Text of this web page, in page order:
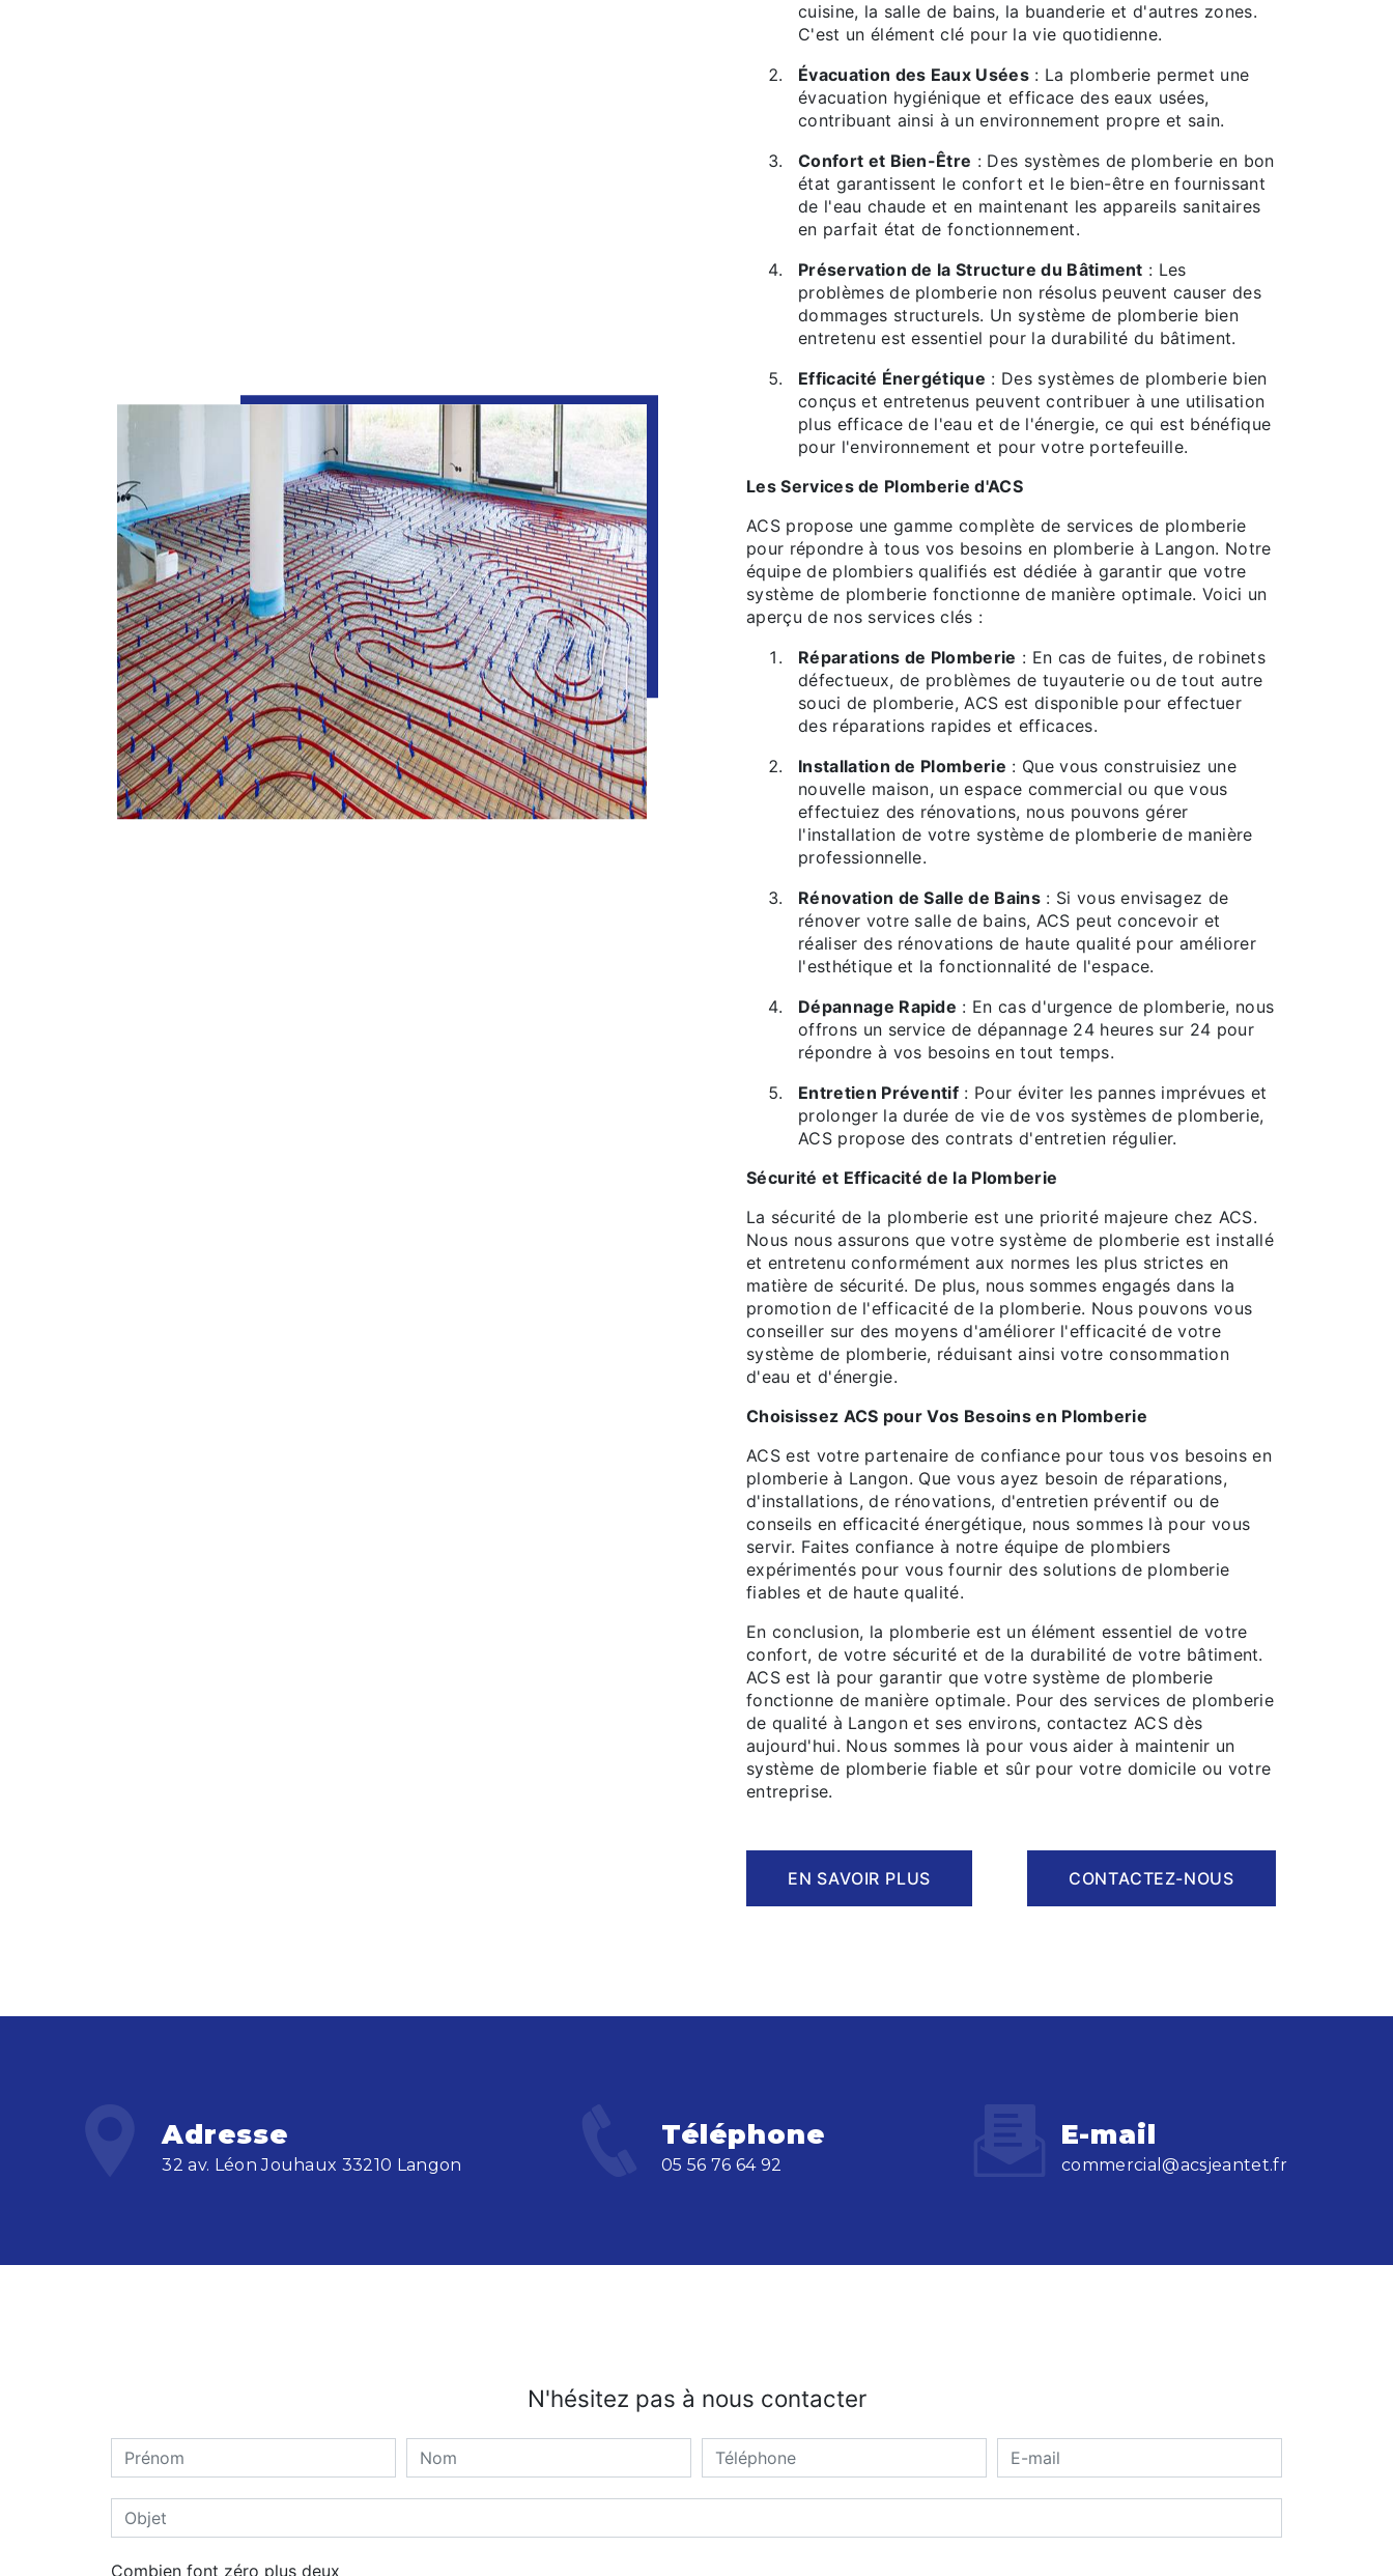
cuisine, la salle de bains, la buanderie et d'autres zones.
C'est un élément clé pour la vie quotidienne.
Évacuation des Eaux Usées : La plomberie permet une
évacuation hygiénique et efficace des eaux usées,
contribuant ainsi à un environnement propre et sain.
Confort et Bien-Être : Des systèmes de plomberie en bon
état garantissent le confort et le bien-être en fournissant
de l'eau chaude et en maintenant les appareils sanitaires
en parfait état de fonctionnement.
Préservation de la Structure du Bâtiment : Les
problèmes de plomberie non résolus peuvent causer des
dommages structurels. Un système de plomberie bien
entretenu est essentiel pour la durabilité du bâtiment.
Efficacité Énergétique : Des systèmes de plomberie bien
conçus et entretenus peuvent contribuer à une utilisation
plus efficace de l'eau et de l'énergie, ce qui est bénéfique
pour l'environnement et pour votre portefeuille.
Les Services de Plomberie d'ACS
ACS propose une gamme complète de services de plomberie
pour répondre à tous vos besoins en plomberie à Langon. Notre
équipe de plombiers qualifiés est dédiée à garantir que votre
système de plomberie fonctionne de manière optimale. Voici un
aperçu de nos services clés :
Réparations de Plomberie : En cas de fuites, de robinets
défectueux, de problèmes de tuyauterie ou de tout autre
souci de plomberie, ACS est disponible pour effectuer
des réparations rapides et efficaces.
Installation de Plomberie : Que vous construisiez une
nouvelle maison, un espace commercial ou que vous
effectuiez des rénovations, nous pouvons gérer
l'installation de votre système de plomberie de manière
professionnelle.
Rénovation de Salle de Bains: Si vous envisagez de
rénover votre salle de bains, ACS peut concevoir et
réaliser des rénovations de haute qualité pour améliorer
l'esthétique et la fonctionnalité de l'espace.
Dépannage Rapide : En cas d'urgence de plomberie, nous
offrons un service de dépannage 24 heures sur 24 pour
répondre à vos besoins en tout temps.
Entretien Préventif : Pour éviter les pannes imprévues et
prolonger la durée de vie de vos systèmes de plomberie,
ACS propose des contrats d'entretien régulier.
Sécurité et Efficacité de la Plomberie
La sécurité de la plomberie est une priorité majeure chez ACS.
Nous nous assurons que votre système de plomberie est installé
et entretenu conformément aux normes les plus strictes en
matière de sécurité. De plus, nous sommes engagés dans la
promotion de l'efficacité de la plomberie. Nous pouvons vous
conseiller sur des moyens d'améliorer l'efficacité de votre
système de plomberie, réduisant ainsi votre consommation
d'eau et d'énergie.
Choisissez ACS pour Vos Besoins en Plomberie
ACS est votre partenaire de confiance pour tous vos besoins en
plomberie à Langon. Que vous ayez besoin de réparations,
d'installations, de rénovations, d'entretien préventif ou de
conseils en efficacité énergétique, nous sommes là pour vous
servir. Faites confiance à notre équipe de plombiers
expérimentés pour vous fournir des solutions de plomberie
fiables et de haute qualité.
En conclusion, la plomberie est un élément essentiel de votre
confort, de votre sécurité et de la durabilité de votre bâtiment.
ACS est là pour garantir que votre système de plomberie
fonctionne de manière optimale. Pour des services de plomberie
de qualité à Langon et ses environs, contactez ACS dès
aujourd'hui. Nous sommes là pour vous aider à maintenir un
système de plomberie fiable et sûr pour votre domicile ou votre
entreprise.
EN SAVOIR PLUS CONTACTEZ-NOUS
Adresse
32 av. Léon Jouhaux 33210 Langon
Téléphone
05 56 76 64 92
E-mail
commercial@acsjeantet.fr
N'hésitez pas à nous contacter
Combien font zéro plus deux